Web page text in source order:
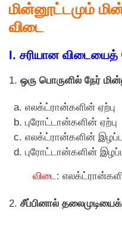
மின்னூட்டமும்
விடை
I. சரியான விடையைத்
1. ஒரு பொருளில் நேர்
எலக்ட்ரான்களின் ஏற்பு
புராேட்டான்களின் ஏற்பு
எலக்ட்ரான்களின்
புராேட்டான்களின்
விடை:
2. சீப்பினால்